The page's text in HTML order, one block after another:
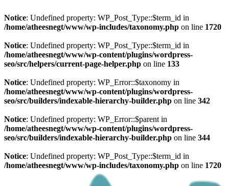
Notice: Undefined property: WP_Post_Type::$term_id in
/home/atheesnegt/www/wp-includes/taxonomy.php on line 1720
Notice: Undefined property: WP_Post_Type::$term_id in
/home/atheesnegt/www/wp-content/plugins/wordpress-
seo/src/helpers/current-page-helper.php on line 133
Notice: Undefined property: WP_Error::$taxonomy in
/home/atheesnegt/www/wp-content/plugins/wordpress-
seo/src/builders/indexable-hierarchy-builder.php on line 342
Notice: Undefined property: WP_Error::$parent in
/home/atheesnegt/www/wp-content/plugins/wordpress-
seo/src/builders/indexable-hierarchy-builder.php on line 344
Notice: Undefined property: WP_Post_Type::$term_id in
/home/atheesnegt/www/wp-includes/taxonomy.php on line 1720